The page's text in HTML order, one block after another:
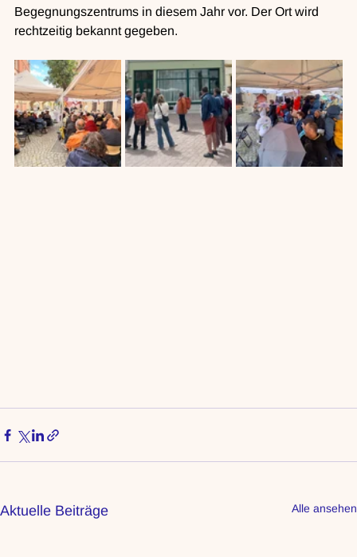
Begegnungszentrums in diesem Jahr vor. Der Ort wird
rechtzeitig bekannt gegeben.
Aktuelle Beiträge Alle ansehen